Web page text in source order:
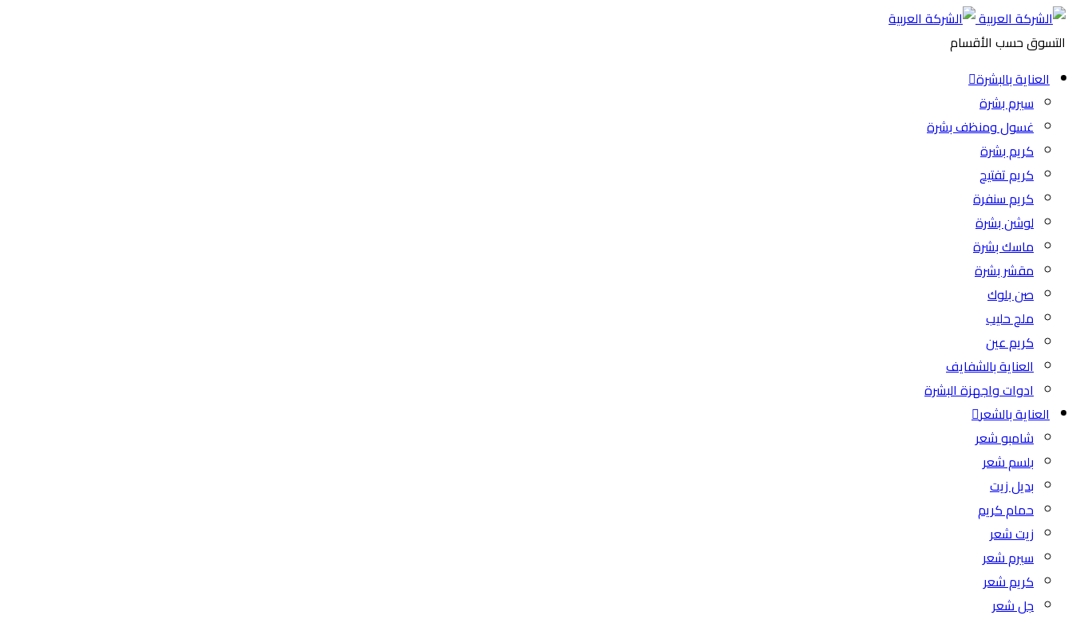
التسوق حسب الأقسام
العناية بالبشرة
سيرم بشرة
غسول ومنظف بشرة
كريم بشرة
كريم تفتيح
كريم سنفرة
لوشن بشرة
ماسك بشرة
مقشر بشرة
صن بلوك
ملح حليب
كريم عين
العناية بالشفايف
ادوات واجهزة البشرة
العناية بالشعر
شامبو شعر
بلسم شعر
بديل زيت
حمام كريم
زيت شعر
سيرم شعر
كريم شعر
جل شعر